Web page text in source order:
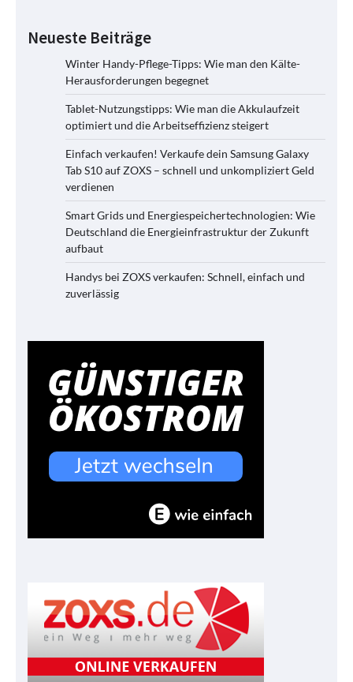
Neueste Beiträge
Winter Handy-Pflege-Tipps: Wie man den Kälte-
Herausforderungen begegnet
Tablet-Nutzungstipps: Wie man die Akkulaufzeit
optimiert und die Arbeitseffizienz steigert
Einfach verkaufen! Verkaufe dein Samsung Galaxy
Tab S10 auf ZOXS – schnell und unkompliziert Geld
verdienen
Smart Grids und Energiespeichertechnologien: Wie
Deutschland die Energieinfrastruktur der Zukunft
aufbaut
Handys bei ZOXS verkaufen: Schnell, einfach und
zuverlässig